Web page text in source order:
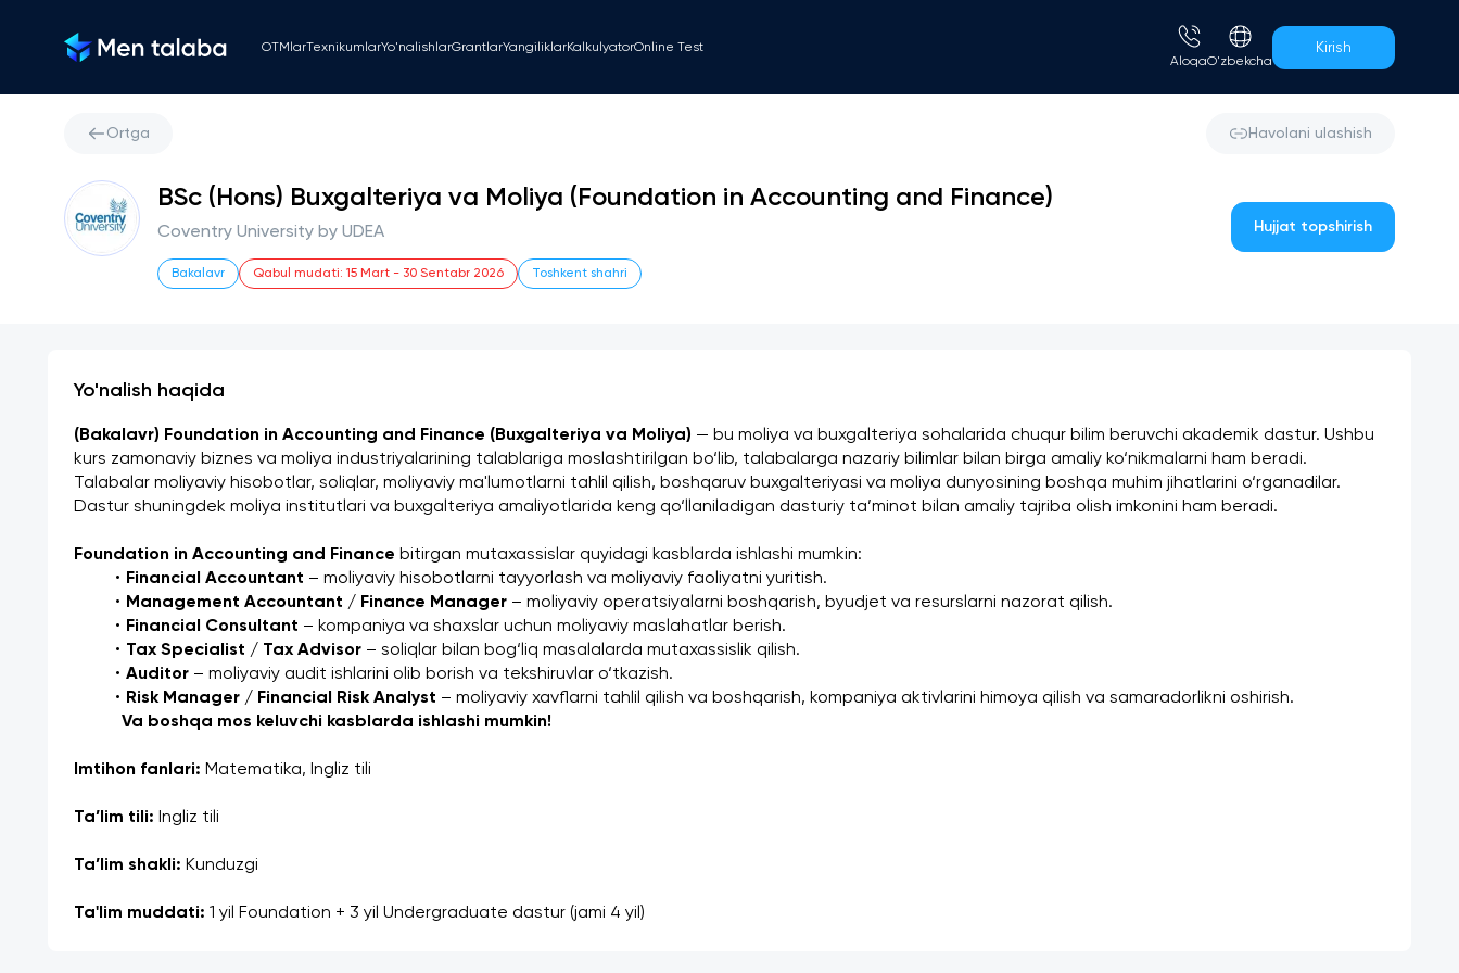
OTMlarTexnikumlarYo'nalishlarGrantlarYangiliklarKalkulyatorOnline Test
AloqaO'zbekcha
Kirish
Ortga Havolani ulashish
Hujjat topshirish
BSc (Hons) Buxgalteriya va Moliya (Foundation in Accounting and Finance)
Coventry University by UDEA
Bakalavr Qabul mudati: 15 Mart - 30 Sentabr 2026 Toshkent shahri
Yo'nalish haqida
(Bakalavr) Foundation in Accounting and Finance (Buxgalteriya va Moliya) — bu moliya va buxgalteriya sohalarida chuqur bilim beruvchi akademik dastur. Ushbu
kurs zamonaviy biznes va moliya industriyalarining talablariga moslashtirilgan bo‘lib, talabalarga nazariy bilimlar bilan birga amaliy ko‘nikmalarni ham beradi.
Talabalar moliyaviy hisobotlar, soliqlar, moliyaviy ma'lumotlarni tahlil qilish, boshqaruv buxgalteriyasi va moliya dunyosining boshqa muhim jihatlarini o‘rganadilar.
Dastur shuningdek moliya institutlari va buxgalteriya amaliyotlarida keng qo‘llaniladigan dasturiy ta’minot bilan amaliy tajriba olish imkonini ham beradi.
Foundation in Accounting and Finance bitirgan mutaxassislar quyidagi kasblarda ishlashi mumkin:
Financial Accountant – moliyaviy hisobotlarni tayyorlash va moliyaviy faoliyatni yuritish.
Management Accountant / Finance Manager – moliyaviy operatsiyalarni boshqarish, byudjet va resurslarni nazorat qilish.
Financial Consultant – kompaniya va shaxslar uchun moliyaviy maslahatlar berish.
Tax Specialist / Tax Advisor – soliqlar bilan bog‘liq masalalarda mutaxassislik qilish.
Auditor – moliyaviy audit ishlarini olib borish va tekshiruvlar o‘tkazish.
Risk Manager / Financial Risk Analyst – moliyaviy xavflarni tahlil qilish va boshqarish, kompaniya aktivlarini himoya qilish va samaradorlikni oshirish.
Va boshqa mos keluvchi kasblarda ishlashi mumkin!
Imtihon fanlari: Matematika, Ingliz tili
Ta’lim tili: Ingliz tili
Ta’lim shakli: Kunduzgi
Ta'lim muddati: 1 yil Foundation + 3 yil Undergraduate dastur (jami 4 yil)